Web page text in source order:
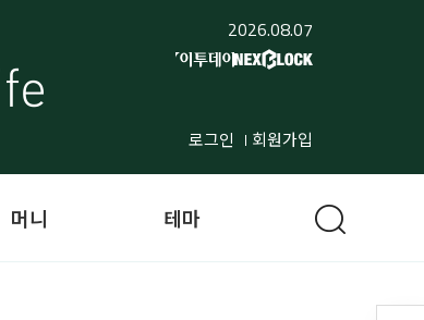
2026.08.07
로그인 회원가입
머니 테마